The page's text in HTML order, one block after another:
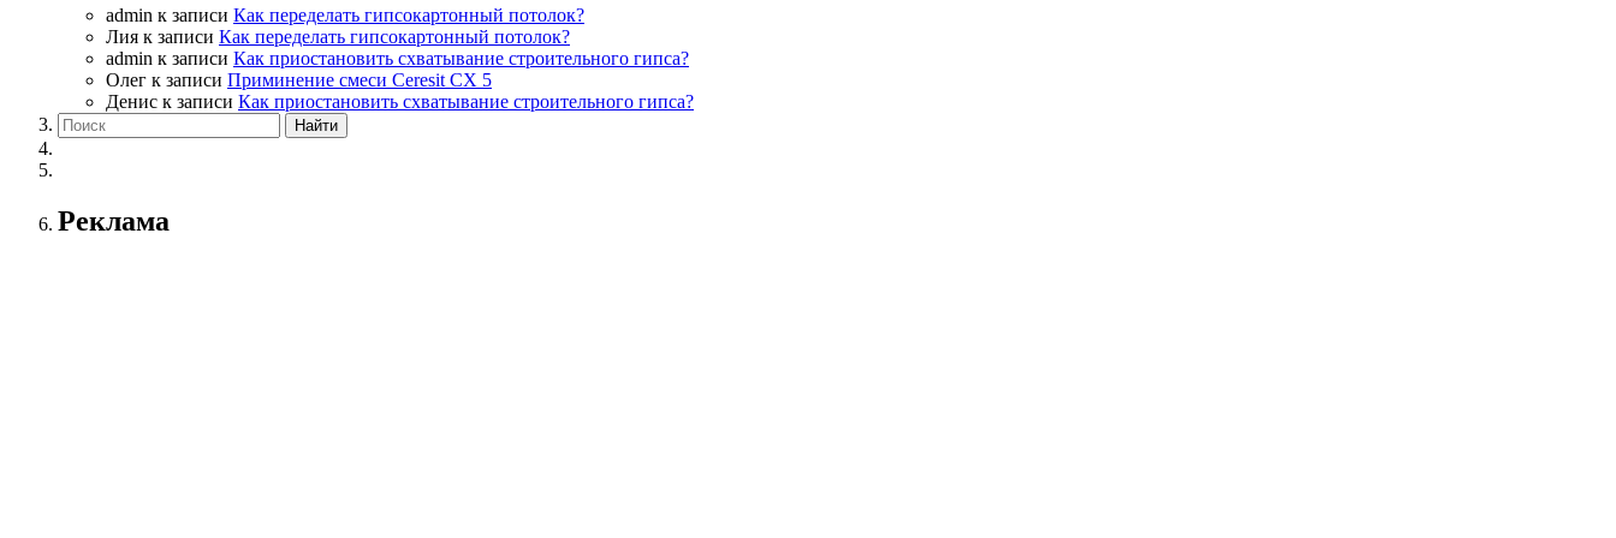
admin к записи Как переделать гипсокартонный потолок?
Лия к записи Как переделать гипсокартонный потолок?
admin к записи Как приостановить схватывание строительного гипса?
Олег к записи Приминение смеси Ceresit СХ 5
Денис к записи Как приостановить схватывание строительного гипса?
Реклама